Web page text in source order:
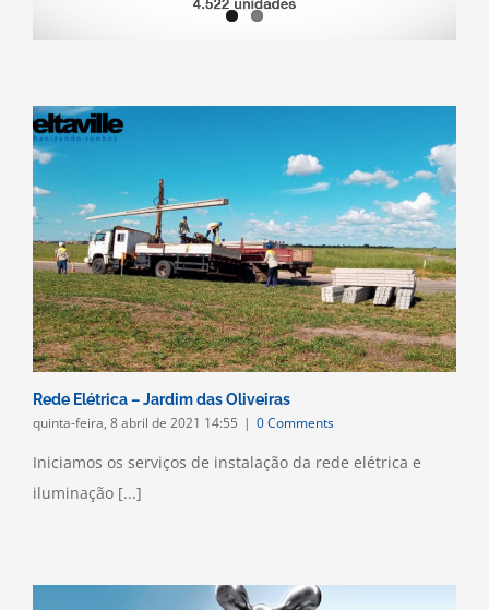
Rede Elétrica – Jardim das Oliveiras
quinta-feira, 8 abril de 2021 14:55 | 0 Comments
Iniciamos os serviços de instalação da rede elétrica e
iluminação [...]